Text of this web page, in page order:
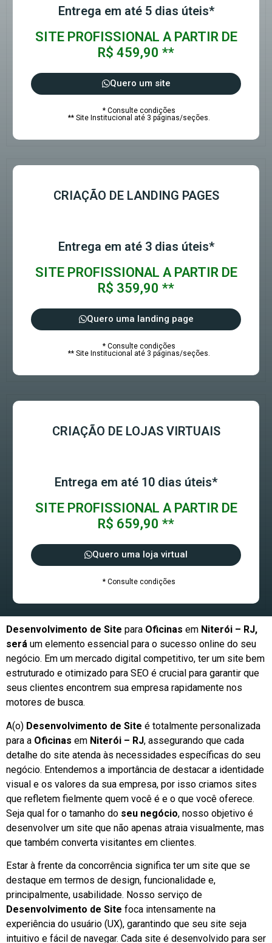
Entrega em até 5 dias úteis*
SITE PROFISSIONAL A PARTIR DE
R$ 459,90 **
Quero um site
* Consulte condições
** Site Institucional até 3 páginas/seções.
CRIAÇÃO DE LANDING PAGES
Entrega em até 3 dias úteis*
SITE PROFISSIONAL A PARTIR DE
R$ 359,90 **
Quero uma landing page
* Consulte condições
** Site Institucional até 3 páginas/seções.
CRIAÇÃO DE LOJAS VIRTUAIS
Entrega em até 10 dias úteis*
SITE PROFISSIONAL A PARTIR DE
R$ 659,90 **
Quero uma loja virtual
* Consulte condições
Desenvolvimento de Site para Oficinas em Niterói – RJ,
será um elemento essencial para o sucesso online do seu
negócio. Em um mercado digital competitivo, ter um site bem
estruturado e otimizado para SEO é crucial para garantir que
seus clientes encontrem sua empresa rapidamente nos
motores de busca.
A(o) Desenvolvimento de Site é totalmente personalizada
para a Oficinas em Niterói – RJ, assegurando que cada
detalhe do site atenda às necessidades específicas do seu
negócio. Entendemos a importância de destacar a identidade
visual e os valores da sua empresa, por isso criamos sites
que refletem fielmente quem você é e o que você oferece.
Seja qual for o tamanho do seu negócio, nosso objetivo é
desenvolver um site que não apenas atraia visualmente, mas
que também converta visitantes em clientes.
Estar à frente da concorrência significa ter um site que se
destaque em termos de design, funcionalidade e,
principalmente, usabilidade. Nosso serviço de
Desenvolvimento de Site foca intensamente na
experiência do usuário (UX), garantindo que seu site seja
intuitivo e fácil de navegar. Cada site é desenvolvido para ser